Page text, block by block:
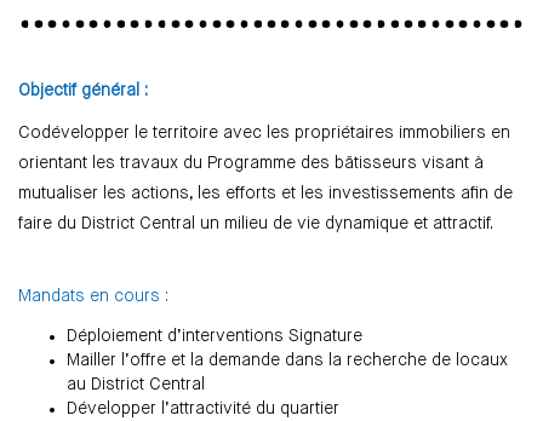
Objectif général :
Codévelopper le territoire avec les propriétaires immobiliers en
orientant les travaux du Programme des bâtisseurs visant à
mutualiser les actions, les efforts et les investissements afin de
faire du District Central un milieu de vie dynamique et attractif.
Mandats en cours :
Déploiement d’interventions Signature
Mailler l’offre et la demande dans la recherche de locaux
au District Central
Développer l’attractivité du quartier